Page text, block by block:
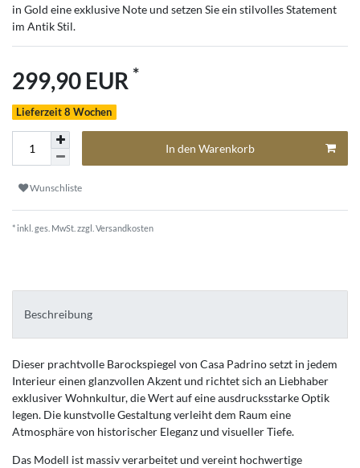
in Gold eine exklusive Note und setzen Sie ein stilvolles Statement
im Antik Stil.
299,90 EUR *
Lieferzeit 8 Wochen
In den Warenkorb
Wunschliste
* inkl. ges. MwSt. zzgl. Versandkosten
Beschreibung
Dieser prachtvolle Barockspiegel von Casa Padrino setzt in jedem
Interieur einen glanzvollen Akzent und richtet sich an Liebhaber
exklusiver Wohnkultur, die Wert auf eine ausdrucksstarke Optik
legen. Die kunstvolle Gestaltung verleiht dem Raum eine
Atmosphäre von historischer Eleganz und visueller Tiefe.
Das Modell ist massiv verarbeitet und vereint hochwertige